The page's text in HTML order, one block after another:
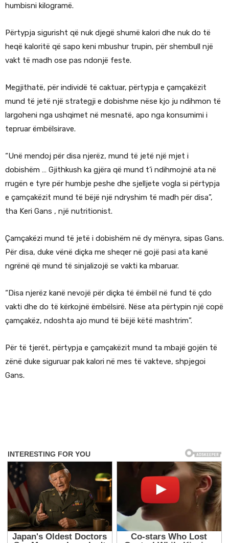
humbisni kilogramë.
Përtypja sigurisht që nuk djegë shumë kalori dhe nuk do të
heqë kaloritë që sapo keni mbushur trupin, për shembull një
vakt të madh ose pas ndonjë feste.
Megjithatë, për individë të caktuar, përtypja e çamçakëzit
mund të jetë një strategji e dobishme nëse kjo ju ndihmon të
largoheni nga ushqimet në mesnatë, apo nga konsumimi i
tepruar ëmbëlsirave.
“Unë mendoj për disa njerëz, mund të jetë një mjet i
dobishëm … Gjithkush ka gjëra që mund t’i ndihmojnë ata në
rrugën e tyre për humbje peshe dhe sjelljete vogla si përtypja
e çamçakëzit mund të bëjë një ndryshim të madh për disa”,
tha Keri Gans , një nutritionist.
Çamçakëzi mund të jetë i dobishëm në dy mënyra, sipas Gans.
Për disa, duke vënë diçka me sheqer në gojë pasi ata kanë
ngrënë që mund të sinjalizojë se vakti ka mbaruar.
“Disa njerëz kanë nevojë për diçka të ëmbël në fund të çdo
vakti dhe do të kërkojnë ëmbëlsirë. Nëse ata përtypin një copë
çamçakëz, ndoshta ajo mund të bëjë këtë mashtrim”.
Për të tjerët, përtypja e çamçakëzit mund ta mbajë gojën të
zënë duke siguruar pak kalori në mes të vakteve, shpjegoi
Gans.